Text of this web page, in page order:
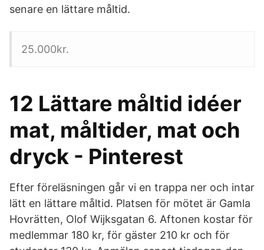
senare en lättare måltid.
25.000kr.
12 Lättare måltid idéer
mat, måltider, mat och
dryck - Pinterest
Efter föreläsningen går vi en trappa ner och intar
lätt en lättare måltid. Platsen för mötet är Gamla
Hovrätten, Olof Wijksgatan 6. Aftonen kostar för
medlemmar 180 kr, för gäster 210 kr och för